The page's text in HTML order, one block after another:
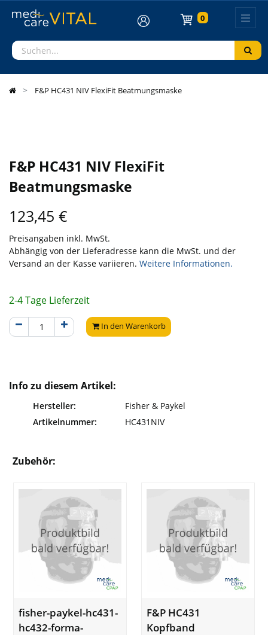
0
F&P HC431 NIV FlexiFit Beatmungsmaske
F&P HC431 NIV FlexiFit
Beatmungsmaske
123,45 €
Preisangaben inkl. MwSt.
Abhängig von der Lieferadresse kann die MwSt. und der
Versand an der Kasse variieren. Weitere Informationen.
2-4 Tage Lieferzeit
In den Warenkorb
Info zu diesem Artikel:
Hersteller:
Fisher & Paykel
Artikelnummer:
HC431NIV
Zubehör:
fisher-paykel-hc431-
hc432-forma-
F&P HC431
Kopfband